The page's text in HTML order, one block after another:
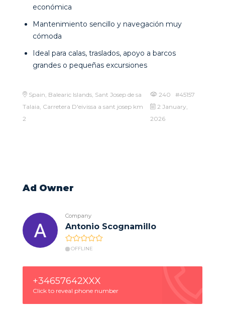
económica
Mantenimiento sencillo y navegación muy
cómoda
Ideal para calas, traslados, apoyo a barcos
grandes o pequeñas excursiones
Spain, Balearic Islands, Sant Josep de sa
Talaia, Carretera D'eivissa a sant josep km
2
240 #45157
2 January,
2026
Ad Owner
Company
Antonio Scognamillo
OFFLINE
+34657642XXX
Click to reveal phone number